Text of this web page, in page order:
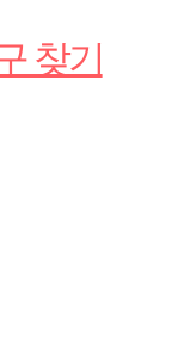
찾기